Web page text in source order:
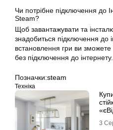
Чи потрібне підключення до
Steam?
Щоб завантажувати та
знадобиться підключення до
встановлення гри ви
без підключення до інтернету.
Позначки:steam
Техніка
3